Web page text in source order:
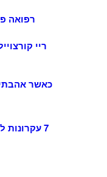
רפואה
ריי
כאשר
7 עקרונות לחיים בריאים שמחים ומוצלחים...